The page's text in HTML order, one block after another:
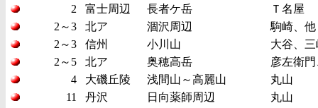
2
富士周辺 長者ケ岳
Ｔ名屋
2～3
北ア 涸沢周辺
駒崎、
2～3
信州 小川山
大谷、
2～5
北ア 奥穂高岳
彦左衛
4
大磯丘陵 浅間山～高麗山
丸山
11
丹沢 日向薬師周辺
丸山